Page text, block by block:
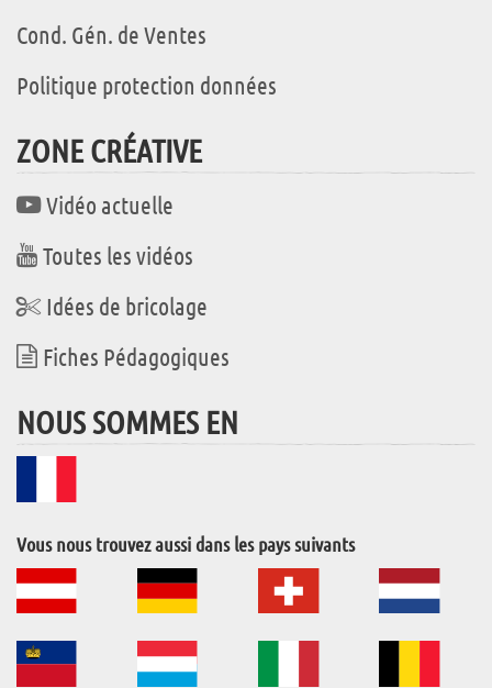
Cond. Gén. de Ventes
Politique protection données
ZONE CRÉATIVE
Vidéo actuelle
Toutes les vidéos
Idées de bricolage
Fiches Pédagogiques
NOUS SOMMES EN
Vous nous trouvez aussi dans les pays suivants